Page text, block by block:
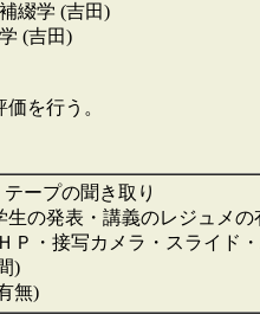
綴学 (吉田)
(吉田)
を行う。
ープの聞き取り
表・講義のレジュメの
Ｐ・接写カメラ・スライド
)
無)